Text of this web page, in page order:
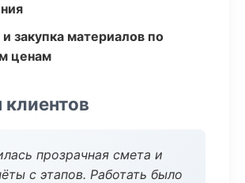
закупка материалов по
ценам
прозрачная смета и
с этапов. Работать было